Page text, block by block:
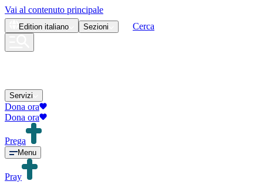
Vai al contenuto principale
Edition italiano Sezioni Cerca
Servizi
Dona ora
Dona ora
Prega
Menu
Pray